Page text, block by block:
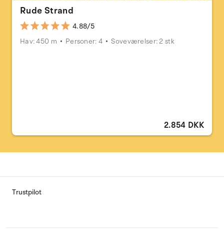
Rude Strand
4.88/5
Hav: 450 m
Personer: 4 Soveværelser: 2 stk
2.854 DKK
Trustpilot